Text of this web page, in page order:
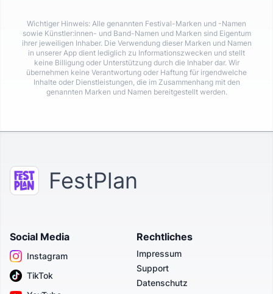
Wichtiger Hinweis: Alle genannten Festival-Marken und -Namen
sowie Künstler:innen- und Band-Namen und Marken sind Eigentum
ihrer jeweiligen Inhaber. Die Verwendung dieser Marken und Namen
in unserer App dient lediglich zu Informationszwecken und stellt
keine Billigung oder Unterstützung durch die Inhaber dar. Wir
übernehmen keine Verantwortung oder Haftung für irgendwelche
Inhalte oder Dienstleistungen, die im Zusammenhang mit den
genannten Marken und Namen bereitgestellt werden.
FestPlan
Social Media
Instagram
TikTok
Rechtliches
Impressum
Support
Datenschutz